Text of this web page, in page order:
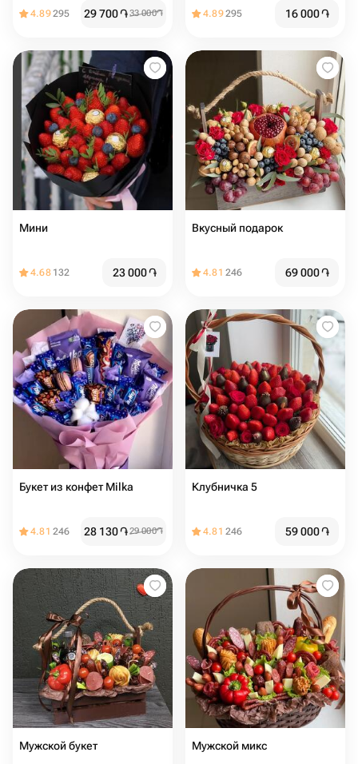
4.89295 29 700֏33 000֏ 4.89295 16 000֏
Мини
4.68 132 23 000֏
Вкусный подарок
4.81 246 69 000֏
Букет из конфет Milka
4.81 246 28 130֏29 000֏
Клубничка 5
4.81 246 59 000֏
Мужской букет Мужской микс